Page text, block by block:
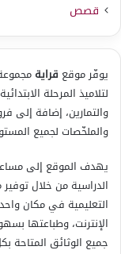
قصص
يوفّر موقع قراية
لتلاميذ المرحلة
والتمارين، إضافة إلى
والملخّصات لجميع
يهدف الموقع إلى
الدراسية من خلال
التعليمية في مكان
الإنترنت، وطباعتها
جميع الوثائق المتاحة